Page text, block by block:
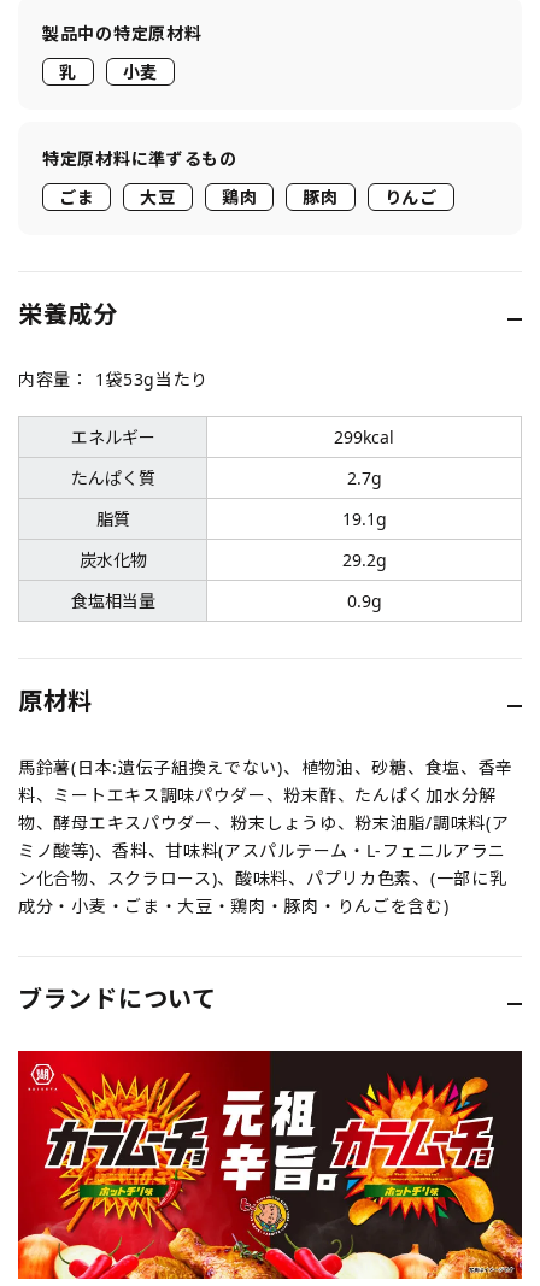
製品中の特定原材料
乳
小麦
特定原材料に準ずるもの
ごま
大豆 鶏肉 豚肉 りんご
栄養成分
内容量： 1袋53g当たり
エネルギー
たんぱく質
脂質
炭水化物
食塩相当量
299kcal
2.7g
19.1g
29.2g
0.9g
原材料
馬鈴薯(日本:遺伝子組換えでない)、植物油、砂糖、食塩、香辛
料、ミートエキス調味パウダー、粉末酢、たんぱく加水分解
物、酵母エキスパウダー、粉末しょうゆ、粉末油脂/調味料(ア
ミノ酸等)、香料、甘味料(アスパルテーム・L-フェニルアラニ
ン化合物、スクラロース)、酸味料、パプリカ色素、(一部に乳
成分・小麦・ごま・大豆・鶏肉・豚肉・りんごを含む)
ブランドについて